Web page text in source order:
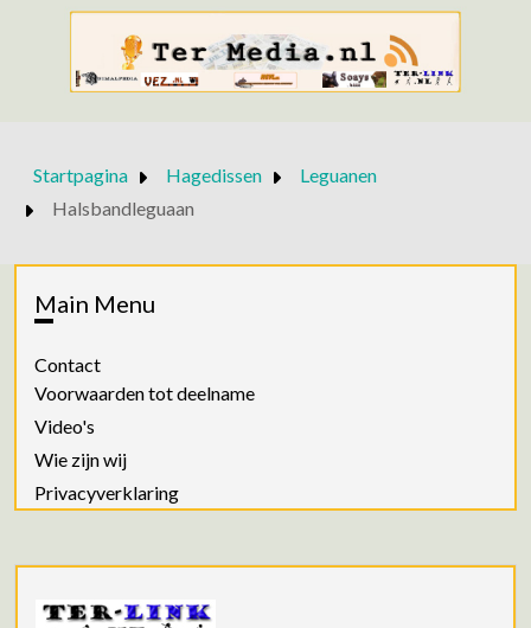
Startpagina Hagedissen
Leguanen
Halsbandleguaan
Main Menu
Contact
Voorwaarden tot deelname
Video's
Wie zijn wij
Privacyverklaring